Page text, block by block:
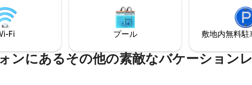
ら非常に近いです。 繁華街の中心部
～10分。
Fi プール 敷地内無料駐⁠
ンにあるその他の素敵なバケーション